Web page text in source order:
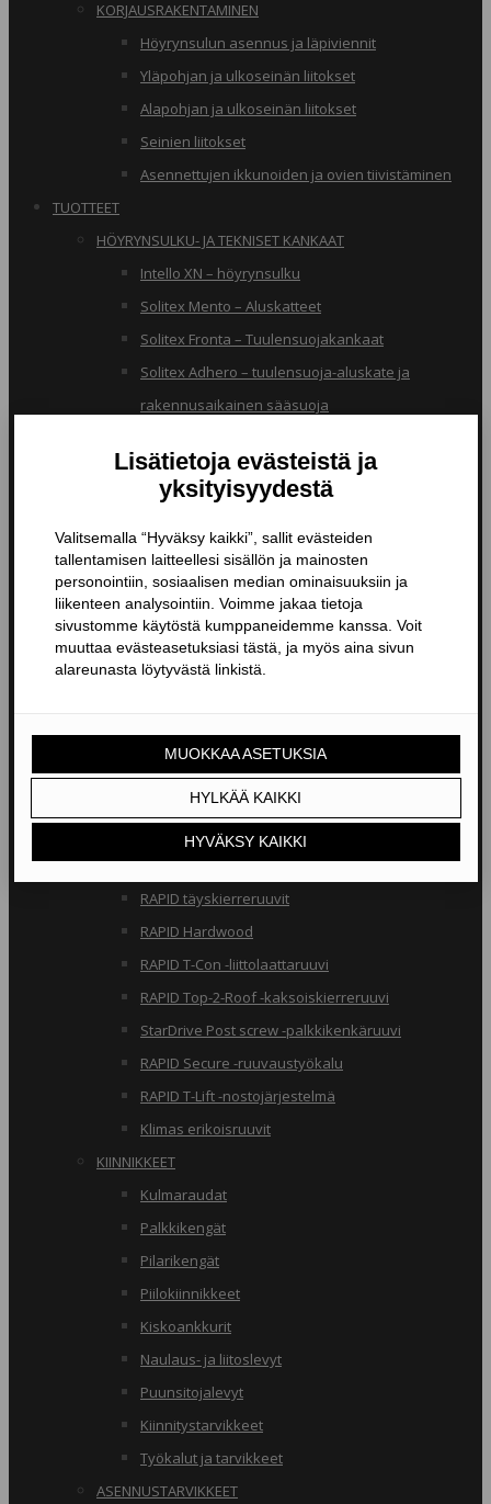
KORJAUSRAKENTAMINEN
Höyrynsulun asennus ja läpiviennit
Yläpohjan ja ulkoseinän liitokset
Alapohjan ja ulkoseinän liitokset
Seinien liitokset
Asennettujen ikkunoiden ja ovien tiivistäminen
TUOTTEET
HÖYRYNSULKU- JA TEKNISET KANKAAT
Intello XN – höyrynsulku
Solitex Mento – Aluskatteet
Solitex Fronta – Tuulensuojakankaat
Solitex Adhero – tuulensuoja-aluskate ja
rakennusaikainen sääsuoja
TIIVISTYSTUOTTEET
Butyylinauhat ja -teipit
Liitosnauhat
Läpiviennit
Tiivistyspinnoitteet ja -massat
Tiivistysteipit
Pohjustusaineet ja tarvikkeet
RAKENNERUUVIT
RAPID osakierreruuvit
StarDrive GPR osakierreruuvit
Klimas täyskierreruuvit
RAPID täyskierreruuvit
RAPID Hardwood
RAPID T-Con -liittolaattaruuvi
RAPID Top-2-Roof -kaksoiskierreruuvi
StarDrive Post screw -palkkikenkäruuvi
RAPID Secure -ruuvaustyökalu
RAPID T-Lift -nostojärjestelmä
Klimas erikoisruuvit
KIINNIKKEET
Kulmaraudat
Palkkikengät
Pilarikengät
Piilokiinnikkeet
Kiskoankkurit
Naulaus- ja liitoslevyt
Puunsitojalevyt
Kiinnitystarvikkeet
Työkalut ja tarvikkeet
ASENNUSTARVIKKEET